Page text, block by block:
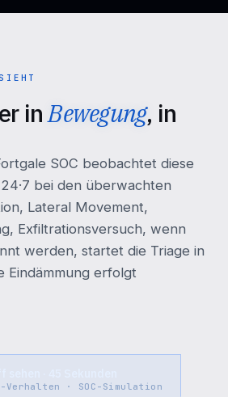
inBewegung, in
SOC beobachtet diese
bei den überwachten
Lateral Movement,
Exfiltrationsversuch, wenn
werden, startet die Triage in
Eindämmung erfolgt
· SOC-Simulation